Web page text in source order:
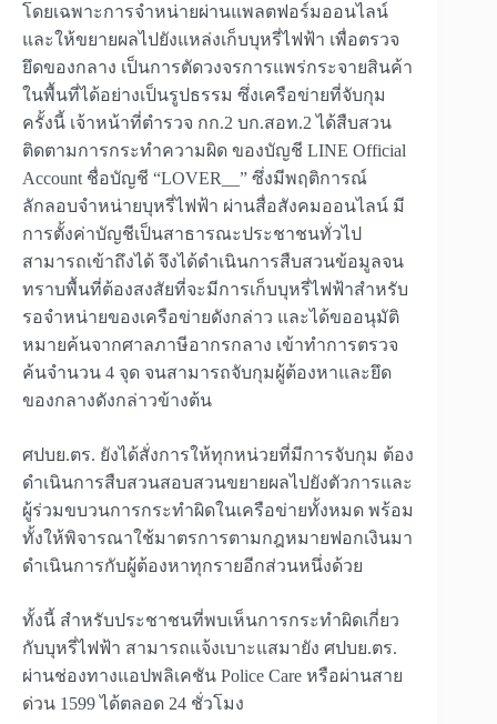
โดยเฉพาะการจำหน่ายผ่านแพลตฟอร์มออนไลน์
และให้ขยายผลไปยังแหล่งเก็บบุหรี่ไฟฟ้า เพื่อตรวจ
ยึดของกลาง เป็นการตัดวงจรการแพร่กระจายสินค้า
ในพื้นที่ได้อย่างเป็นรูปธรรม ซึ่งเครือข่ายที่จับกุม
ครั้งนี้ เจ้าหน้าที่ตำรวจ กก.2 บก.สอท.2 ได้สืบสวน
ติดตามการกระทำความผิด ของบัญชี LINE Official
Account ชื่อบัญชี “LOVER__” ซึ่งมีพฤติการณ์
ลักลอบจำหน่ายบุหรี่ไฟฟ้า ผ่านสื่อสังคมออนไลน์ มี
การตั้งค่าบัญชีเป็นสาธารณะประชาชนทั่วไป
สามารถเข้าถึงได้ จึงได้ดำเนินการสืบสวนข้อมูลจน
ทราบพื้นที่ต้องสงสัยที่จะมีการเก็บบุหรี่ไฟฟ้าสำหรับ
รอจำหน่ายของเครือข่ายดังกล่าว และได้ขออนุมัติ
หมายค้นจากศาลภาษีอากรกลาง เข้าทำการตรวจ
ค้นจำนวน 4 จุด จนสามารถจับกุมผู้ต้องหาและยึด
ของกลางดังกล่าวข้างต้น
ศปบย.ตร. ยังได้สั่งการให้ทุกหน่วยที่มีการจับกุม ต้อง
ดำเนินการสืบสวนสอบสวนขยายผลไปยังตัวการและ
ผู้ร่วมขบวนการกระทำผิดในเครือข่ายทั้งหมด พร้อม
ทั้งให้พิจารณาใช้มาตรการตามกฎหมายฟอกเงินมา
ดำเนินการกับผู้ต้องหาทุกรายอีกส่วนหนึ่งด้วย
ทั้งนี้ สำหรับประชาชนที่พบเห็นการกระทำผิดเกี่ยว
กับบุหรี่ไฟฟ้า สามารถแจ้งเบาะแสมายัง ศปบย.ตร.
ผ่านช่องทางแอปพลิเคชัน Police Care หรือผ่านสาย
ด่วน 1599 ได้ตลอด 24 ชั่วโมง